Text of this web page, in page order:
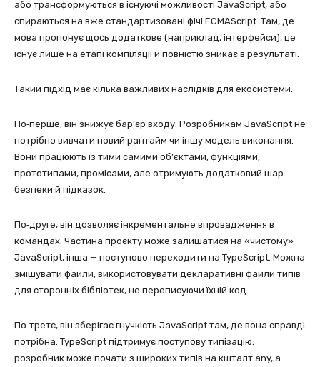
або трансформуються в існуючі можливості JavaScript, або
спираються на вже стандартизовані фічі ECMAScript. Там, де
мова пропонує щось додаткове (наприклад, інтерфейси), це
існує лише на етапі компіляції й повністю зникає в результаті.
Такий підхід має кілька важливих наслідків для екосистеми.
По‑перше, він знижує бар’єр входу. Розробникам JavaScript не
потрібно вивчати новий рантайм чи іншу модель виконання.
Вони працюють із тими самими об’єктами, функціями,
прототипами, промісами, але отримують додатковий шар
безпеки й підказок.
По‑друге, він дозволяє інкрементальне впровадження в
командах. Частина проєкту може залишатися на «чистому»
JavaScript, інша — поступово переходити на TypeScript. Можна
змішувати файли, використовувати декларативні файли типів
для сторонніх бібліотек, не переписуючи їхній код.
По‑третє, він зберігає гнучкість JavaScript там, де вона справді
потрібна. TypeScript підтримує поступову типізацію:
розробник може почати з широких типів на кшталт any, а